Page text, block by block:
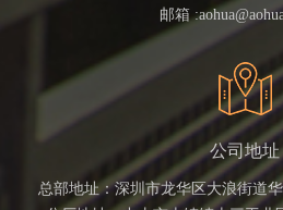
邮箱 :
公司地址
总部地址：深圳市龙华区大浪街道